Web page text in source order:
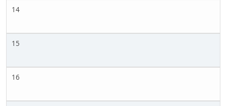
14
15
16